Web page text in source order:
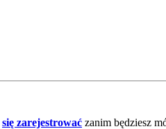
się zarejestrować zanim będziesz